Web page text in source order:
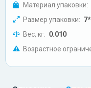
Материал упаковки:
Размер упаковки:
Вес, кг: 0.010
Возрастное